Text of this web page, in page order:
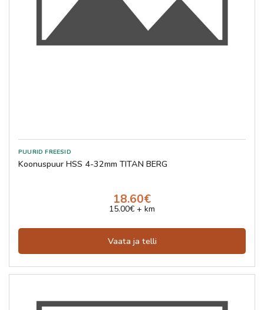
Koonuspuur HSS 4-32mm TITAN BERG
18.60€
15.00€ + km
Vaata ja telli